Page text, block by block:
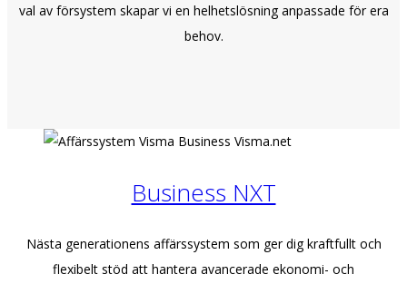
val av försystem skapar vi en helhetslösning anpassade för era
behov.
Business NXT
Nästa generationens affärssystem som ger dig kraftfullt och
flexibelt stöd att hantera avancerade ekonomi- och